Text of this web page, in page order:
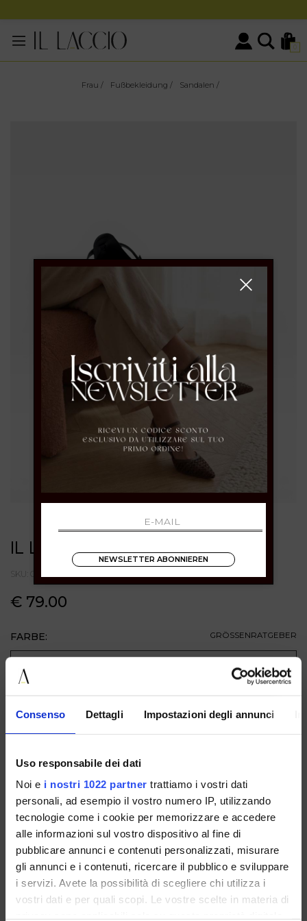
Consenso Dettagli Impostazioni degli annunci
Uso responsabile dei dati
Noi e i nostri 1022 partner trattiamo i vostri dati
personali, ad esempio il vostro numero IP, utilizzando
tecnologie come i cookie per memorizzare e accedere
alle informazioni sul vostro dispositivo al fine di
pubblicare annunci e contenuti personalizzati, misurare
gli annunci e i contenuti, ricercare il pubblico e sviluppare
i servizi. Avete la possibilità di scegliere chi utilizza i
vostri dati e per quali scopi. Le vostre scelte in materia di
0
Frau / Fußbekleidung / Sandalen /
IL LACCIO
SKU: G10ROCKNERO
€ 79.00
FARBE: GRÖSSENRATGEBER
ZUM WARENKORB HINZUFÜGEN
VERFÜGBAR IN
G10CAMOSCIOTERRA G10LAMINATOPLATINO
NEWSLETTER ABONNIEREN